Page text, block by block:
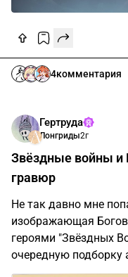
4комментария
Гертруда
Лонгриды2г
Звёздные войны и
гравюр
Не так давно мне
изображающая
героями "Звёздных
очередную подборку